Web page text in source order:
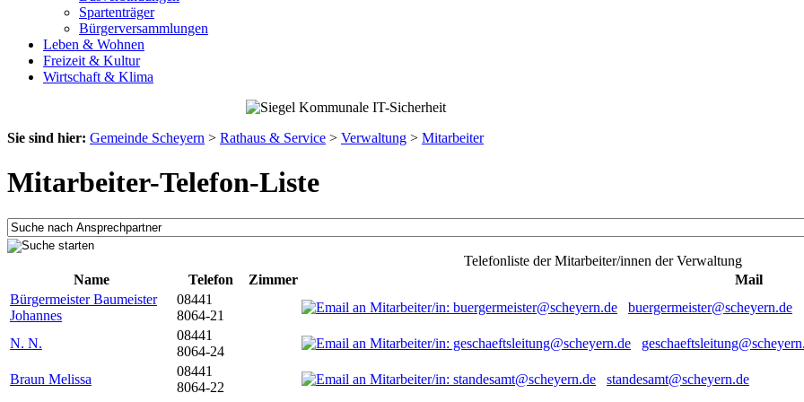
Spartenträger
Bürgerversammlungen
Leben & Wohnen
Freizeit & Kultur
Wirtschaft & Klima
Sie sind hier: Gemeinde Scheyern > Rathaus & Service > Verwaltung > Mitarbeiter
Mitarbeiter-Telefon-Liste
Telefonliste der Mitarbeiter/innen der Verwaltung
Name
Telefon Zimmer
Mail
Bürgermeister Baumeister
Johannes
08441
8064-21
buergermeister@scheyern.de
N. N.
08441
8064-24
Braun Melissa
08441
8064-22
standesamt@scheyern.de